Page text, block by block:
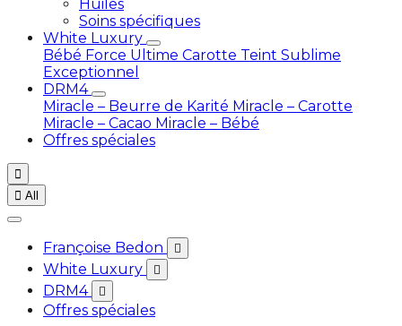
Huiles
Soins spécifiques
White Luxury
Bébé Force Ultime Carotte Teint Sublime
Exceptionnel
DRM4
Miracle – Beurre de Karité Miracle – Carotte
Miracle – Cacao Miracle – Bébé
Offres spéciales

 All
Françoise Bedon 
White Luxury 
DRM4 
Offres spéciales